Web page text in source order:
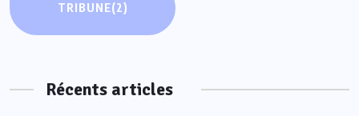
TRIBUNE(2)
Récents articles